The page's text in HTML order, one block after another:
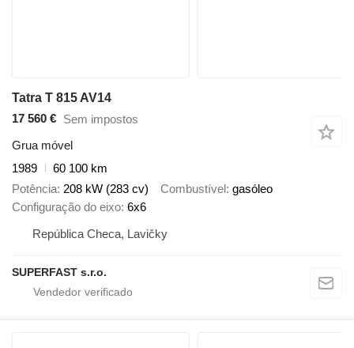
Tatra T 815 AV14
17 560 € Sem impostos
Grua móvel
1989
60 100 km
Potência 208 kW (283 cv) Combustível gasóleo
Configuração do eixo 6x6
República Checa, Lavičky
SUPERFAST s.r.o.